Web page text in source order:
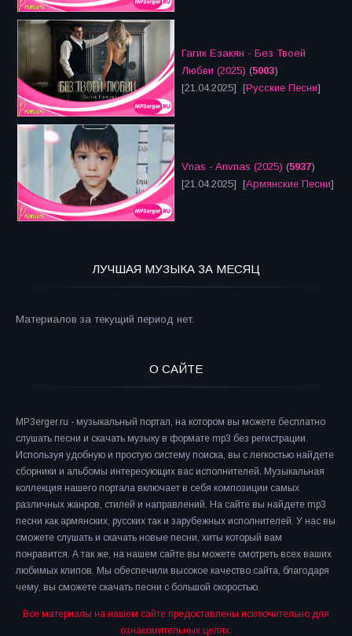
Гагик Езакян - Без Твоей
Любви (2025) (5003)
[21.04.2025] [Русские Песни]
Vnas - Anvnas (2025) (5937)
[21.04.2025] [Армянские Песни]
ЛУЧШАЯ МУЗЫКА ЗА МЕСЯЦ
Материалов за текущий период нет.
О САЙТЕ
MP3erger.ru - музыкальный портал, на котором вы можете бесплатно
слушать песни и скачать музыку в формате mp3 без регистрации.
Используя удобную и простую систему поиска, вы с легкостью найдете
сборники и альбомы интересующих вас исполнителей. Музыкальная
коллекция нашего портала включает в себя композиции самых
различных жанров, стилей и направлений. На сайте вы найдете mp3
песни как армянских, русских так и зарубежных исполнителей. У нас вы
сможете слушать и скачать новые песни, хиты который вам
понравится. А так же, на нашем сайте вы можете смотреть всех ваших
любимых клипов. Мы обеспечили высокое качество сайта, благодаря
чему, вы сможете скачать песни с большой скоростью.
Все материалы на нашем сайте предоставлены исключительно для
ознакомительных целях.